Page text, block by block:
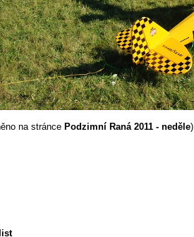
na stránce Podzimní Raná 2011 - neděle)